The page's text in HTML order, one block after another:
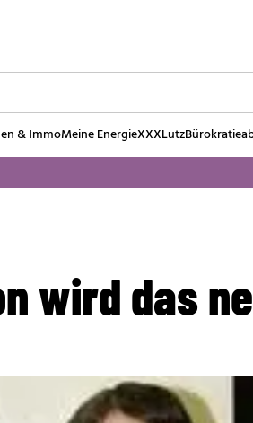
& ImmoMeine EnergieXXXLutz
wird das